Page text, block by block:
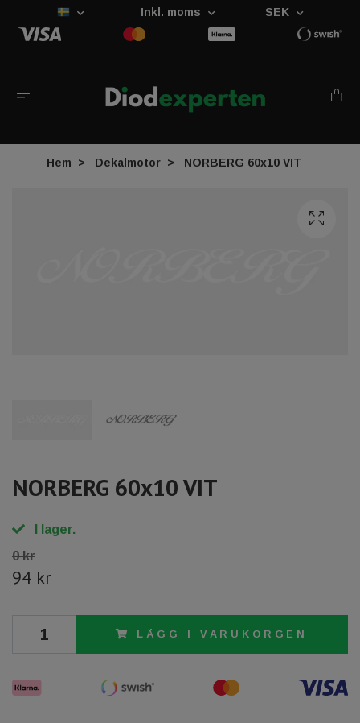
Inkl. moms SEK
Hem Dekalmotor NORBERG 60x10 VIT
NORBERG 60x10 VIT
I lager.
0 kr
94 kr
LÄGG I VARUKORGEN